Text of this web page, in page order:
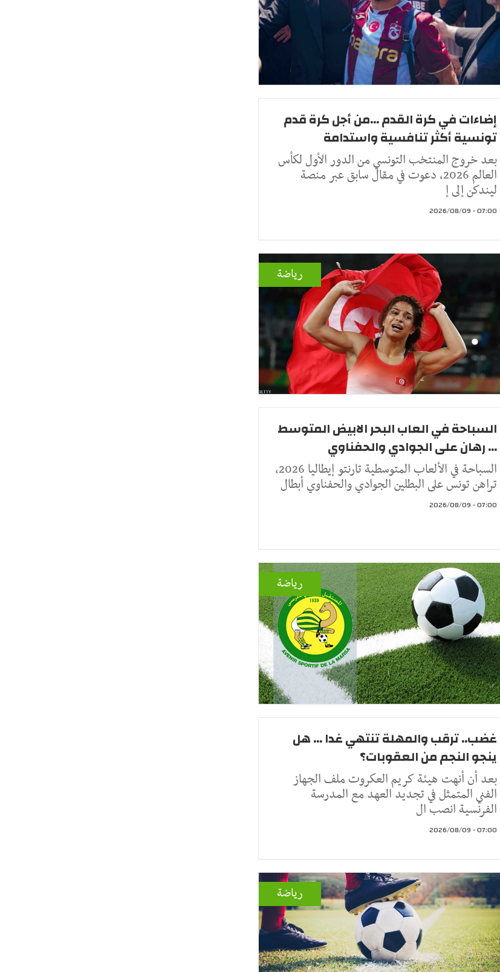
إضاءات في كرة القدم ...من أجل كرة قدم
تونسية أكثر تنافسية واستدامة
بعد خروج المنتخب التونسي من الدور الأول لكأس
العالم 2026، دعوت في مقال سابق عبر منصة
ليندكن إلى إ
07:00 - 2026/08/09
رياضة
السباحة في العاب البحر الابيض المتوسط
... رهان على الجوادي والحفناوي
السباحة في الألعاب المتوسطية تارنتو إيطاليا 2026،
تراهن تونس على البطلين الجوادي والحفناوي أبطال
07:00 - 2026/08/09
رياضة
غضب.. ترقب والمهلة تنتهي غدا ... هل
ينجو النجم من العقوبات؟
بعد أن أنهت هيئة كريم العكروت ملف الجهاز
الفني المتمثل في تجديد العهد مع المدرسة
الفرنسية انصب ال
07:00 - 2026/08/09
رياضة